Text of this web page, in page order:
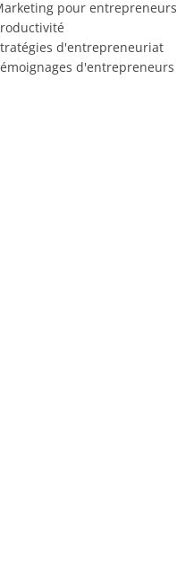
pour entrepreneurs
d'entrepreneuriat
d'entrepreneurs